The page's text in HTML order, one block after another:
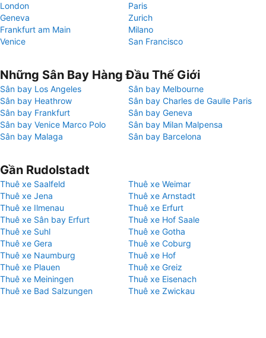
London
Paris
Geneva
Zurich
Frankfurt am Main
Milano
Venice
San Francisco
Những Sân Bay Hàng Đầu Thế Giới
Sân bay Los Angeles
Sân bay Melbourne
Sân bay Heathrow
Sân bay Charles de Gaulle Paris
Sân bay Frankfurt
Sân bay Geneva
Sân bay Venice Marco Polo
Sân bay Milan Malpensa
Sân bay Malaga
Sân bay Barcelona
Gần Rudolstadt
Thuê xe Saalfeld
Thuê xe Weimar
Thuê xe Jena
Thuê xe Arnstadt
Thuê xe Ilmenau
Thuê xe Erfurt
Thuê xe Sân bay Erfurt
Thuê xe Hof Saale
Thuê xe Suhl
Thuê xe Gotha
Thuê xe Gera
Thuê xe Coburg
Thuê xe Naumburg
Thuê xe Hof
Thuê xe Plauen
Thuê xe Greiz
Thuê xe Meiningen
Thuê xe Eisenach
Thuê xe Bad Salzungen
Thuê xe Zwickau